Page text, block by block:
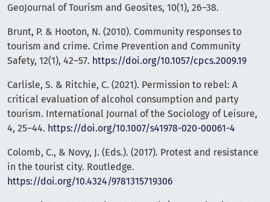
GeoJournal of Tourism and Geosites, 10(1), 26–38.
Brunt, P. & Hooton, N. (2010). Community responses to
tourism and crime. Crime Prevention and Community
Safety, 12(1), 42–57. https://doi.org/10.1057/cpcs.2009.19
Carlisle, S. & Ritchie, C. (2021). Permission to rebel: A
critical evaluation of alcohol consumption and party
tourism. International Journal of the Sociology of Leisure,
4, 25–44. https://doi.org/10.1007/s41978-020-00061-4
Colomb, C., & Novy, J. (Eds.). (2017). Protest and resistance
in the tourist city. Routledge.
https://doi.org/10.4324/9781315719306